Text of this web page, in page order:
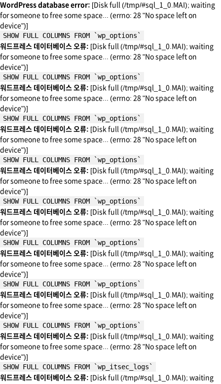
WordPress database error: [Disk full (/tmp/#sql_1_0.MAI); waiting
for someone to free some space... (errno: 28 "No space left on
device")]
SHOW FULL COLUMNS FROM `wp_options`
워드프레스 데이터베이스 오류: [Disk full (/tmp/#sql_1_0.MAI); waiting
for someone to free some space... (errno: 28 "No space left on
device")]
SHOW FULL COLUMNS FROM `wp_options`
워드프레스 데이터베이스 오류: [Disk full (/tmp/#sql_1_0.MAI); waiting
for someone to free some space... (errno: 28 "No space left on
device")]
SHOW FULL COLUMNS FROM `wp_options`
워드프레스 데이터베이스 오류: [Disk full (/tmp/#sql_1_0.MAI); waiting
for someone to free some space... (errno: 28 "No space left on
device")]
SHOW FULL COLUMNS FROM `wp_options`
워드프레스 데이터베이스 오류: [Disk full (/tmp/#sql_1_0.MAI); waiting
for someone to free some space... (errno: 28 "No space left on
device")]
SHOW FULL COLUMNS FROM `wp_options`
워드프레스 데이터베이스 오류: [Disk full (/tmp/#sql_1_0.MAI); waiting
for someone to free some space... (errno: 28 "No space left on
device")]
SHOW FULL COLUMNS FROM `wp_options`
워드프레스 데이터베이스 오류: [Disk full (/tmp/#sql_1_0.MAI); waiting
for someone to free some space... (errno: 28 "No space left on
device")]
SHOW FULL COLUMNS FROM `wp_options`
워드프레스 데이터베이스 오류: [Disk full (/tmp/#sql_1_0.MAI); waiting
for someone to free some space... (errno: 28 "No space left on
device")]
SHOW FULL COLUMNS FROM `wp_options`
워드프레스 데이터베이스 오류: [Disk full (/tmp/#sql_1_0.MAI); waiting
for someone to free some space... (errno: 28 "No space left on
device")]
SHOW FULL COLUMNS FROM `wp_itsec_logs`
워드프레스 데이터베이스 오류: [Disk full (/tmp/#sql_1_0.MAI); waiting